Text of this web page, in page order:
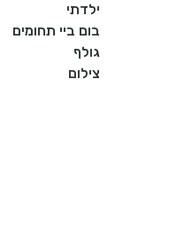
ילדתי
בום ביי תחומים
גולף
צילום